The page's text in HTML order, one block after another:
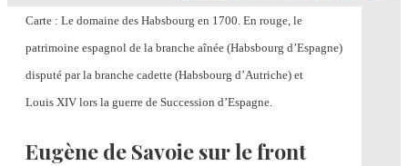
Carte : Le domaine des Habsbourg en 1700. En rouge, le
patrimoine espagnol de la branche aînée (Habsbourg d’Espagne)
disputé par la branche cadette (Habsbourg d’Autriche) et
Louis XIV lors la guerre de Succession d’Espagne.
Eugène de Savoie sur le front